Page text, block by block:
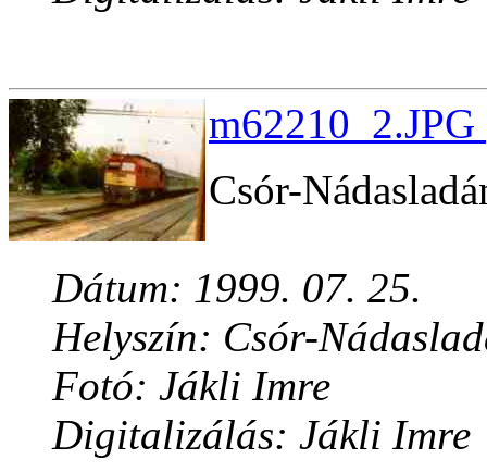
Csór-
Dátum: 1999. 07. 25.
Helyszín: Csór-
Fotó: Jákli Imre
Digitalizálás: Jákli Imre